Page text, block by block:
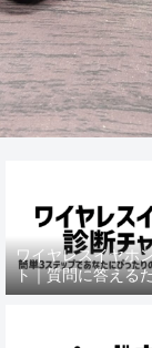
ワイヤレスイヤホ
ト｜質問に答える
におすすめの機